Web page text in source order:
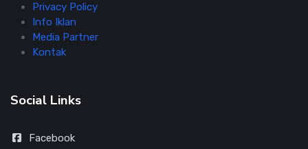
Privacy Policy
Info Iklan
Media Partner
Kontak
Social Links
Facebook